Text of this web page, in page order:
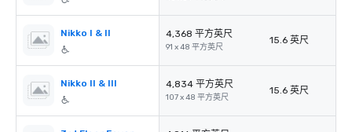
Nikko I & II 4,368 平方英尺
91 x 48 平方英尺
15.6 英尺
Nikko II & III 4,834 平方英尺
107 x 48 平方英尺
15.6 英尺